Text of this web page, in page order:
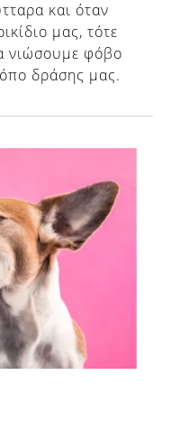
και όταν
μας, τότε
νιώσουμε φόβο
δράσης μας.